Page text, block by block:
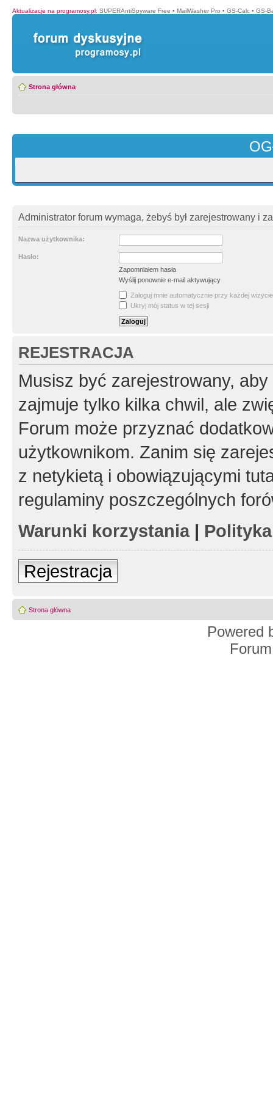
Aktualizacje na programosy.pl: SUPERAntiSpyware Free • MailWasher Pro • GS-Calc • GS-
Strona główna
Administrator forum wymaga, żebyś był zarejestrowany i
Nazwa użytkownika:
Hasło:
Zapomniałem hasła
Wyślij ponownie e-mail aktywujący
Zaloguj mnie automatycznie przy każdej wizycie
Ukryj mój status w tej sesji
REJESTRACJA
Musisz być zarejestrowany,
zajmuje tylko kilka chwil, ale
Forum może przyznać
użytkownikom. Zanim się
z netykietą i obowiązującymi
regulaminy poszczególnych
Warunki korzystania|
Rejestracja
Strona główna
Powered